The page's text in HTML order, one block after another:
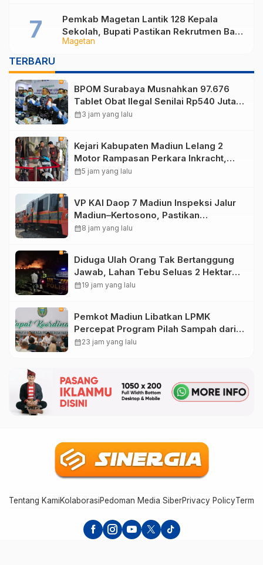
Magetan
Pemkab Magetan Lantik 128 Kepala
Sekolah, Bupati Pastikan Rekrutmen Baru
Segera Dibuka untuk Isi Jabatan yang
TERBARU
BPOM Surabaya Musnahkan 97.676
Tablet Obat Ilegal Senilai Rp540 Juta,
Cegah Penyalahgunaan di Kalangan
calendar_month3 jam yang lalu
Kejari Kabupaten Madiun Lelang 2
Motor Rampasan Perkara Inkracht,
Penawaran Dibuka 11 Agustus
calendar_month5 jam yang lalu
VP KAI Daop 7 Madiun Inspeksi Jalur
Madiun–Kertosono, Pastikan
Keselamatan Perjalanan Kereta Tetap
calendar_month8 jam yang lalu
Diduga Ulah Orang Tak Bertanggung
Jawab, Lahan Tebu Seluas 2 Hektare
di Plunturan Ponorogo Terbakar
calendar_month19 jam yang lalu
Pemkot Madiun Libatkan LPMK
Percepat Program Pilah Sampah dari
Rumah, TPA Winongo Butuh
calendar_month23 jam yang lalu
Tentang KamiKolaborasiPedoman Media SiberPrivacy PolicyTerms